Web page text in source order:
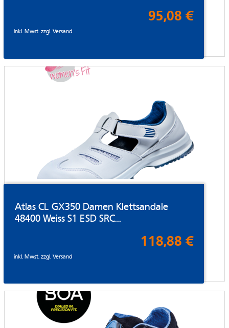
95,08 €
inkl. Mwst. zzgl.Versand
Atlas CL GX350 Damen Klettsandale
48400 Weiss S1 ESD SRC...
118,88 €
inkl. Mwst. zzgl.Versand